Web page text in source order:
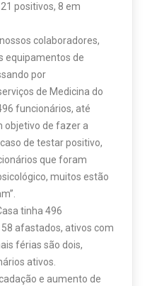
positivos, 8 em
colaboradores,
equipamentos de
por
de Medicina do
funcionários, até
objetivo de fazer a
de testar positivo,
que foram
muitos estão
tinha 496
afastados, ativos com
férias são dois,
ativos.
e aumento de